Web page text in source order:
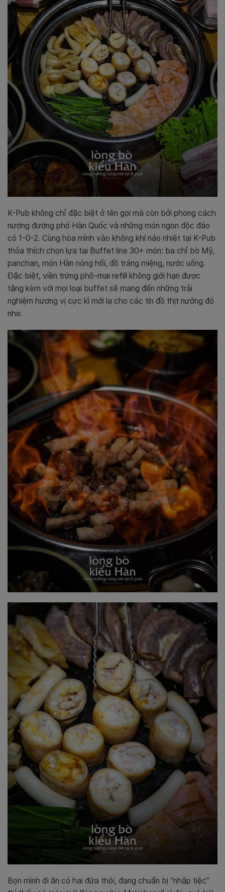
K-Pub không chỉ đặc biệt ở tên gọi mà còn bởi phong cách
nướng đường phố Hàn Quốc và những món ngon độc đáo
có 1-0-2. Cùng hòa mình vào không khí náo nhiệt tại K-Pub
thỏa thích chọn lựa tại Buffet line 30+ món: ba chỉ bò Mỹ,
panchan, món Hàn nóng hổi, đồ tráng miệng, nước uống.
Đặc biệt, viền trứng phô-mai refill không giới hạn được
tặng kèm với mọi loại buffet sẽ mang đến những trải
nghiệm hương vị cực kì mới lạ cho các tín đồ thịt nướng đó
nhe.
Bọn mình đi ăn có hai đứa thôi, đang chuẩn bị “nhập tiệc”